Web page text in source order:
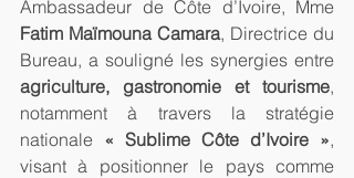
Fatim Maïmouna Camara, Directrice du
agriculture, gastronomie et tourisme,
notamment à travers la stratégie
nationale « Sublime Côte d’Ivoire »,
visant à positionner le pays comme